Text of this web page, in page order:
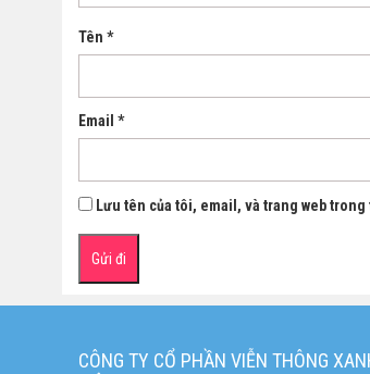
Tên *
Email *
Lưu tên của tôi, email, và trang web
CÔNG TY CỔ PHẦN VIỄN THÔNG